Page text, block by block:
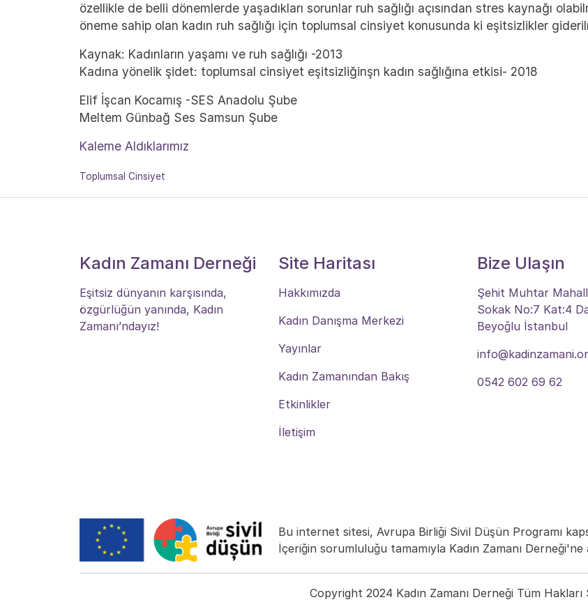
özellikle de belli dönemlerde yaşadıkları sorunlar ruh sağlığı açısından stres kaynağı
öneme sahip olan kadın ruh sağlığı için toplumsal cinsiyet konusunda ki eşitsizlikler
Kaynak: Kadınların yaşamı ve ruh sağlığı -2013
Kadına yönelik şidet: toplumsal cinsiyet eşitsizliğinşn kadın sağlığına etkisi- 2018
Elif İşcan Kocamış -SES Anadolu Şube
Meltem Günbağ Ses Samsun Şube
Kaleme Aldıklarımız
Toplumsal Cinsiyet
Kadın Zamanı Derneği
Eşitsiz dünyanın karşısında,
özgürlüğün yanında, Kadın
Zamanı’ndayız!
Site Haritası
Hakkımızda
Kadın Danışma Merkezi
Yayınlar
Kadın Zamanından Bakış
Etkinlikler
İletişim
Bize Ulaşın
Şehit Muhtar
Sokak No:7 Kat:4
Beyoğlu İstanbul
0542 602 69 62
Bu internet sitesi, Avrupa Birliği Sivil Düşün Programı
İçeriğin sorumluluğu tamamıyla Kadın Zamanı
Copyright 2024 Kadın Zamanı Derneği Tüm Hakları